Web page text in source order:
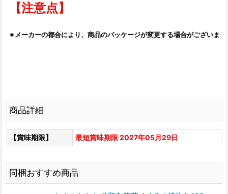
【注意点】
※メーカーの都合により、商品のパッケージが変更する場合がございま
商品詳細
【賞味期限】 最短賞味期限 2027年05月29日
同梱おすすめ商品